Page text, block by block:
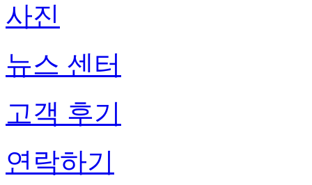
사진
뉴스 센터
고객 후기
연락하기